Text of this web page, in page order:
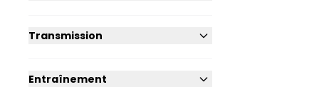
Transmission
Entraînement